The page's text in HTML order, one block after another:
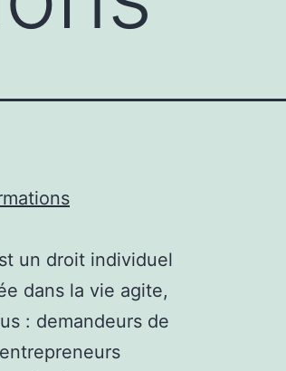
un droit individuel
dans la vie agite,
: demandeurs de